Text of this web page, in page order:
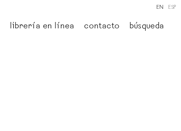
librería en línea contacto búsqueda
EN ESP